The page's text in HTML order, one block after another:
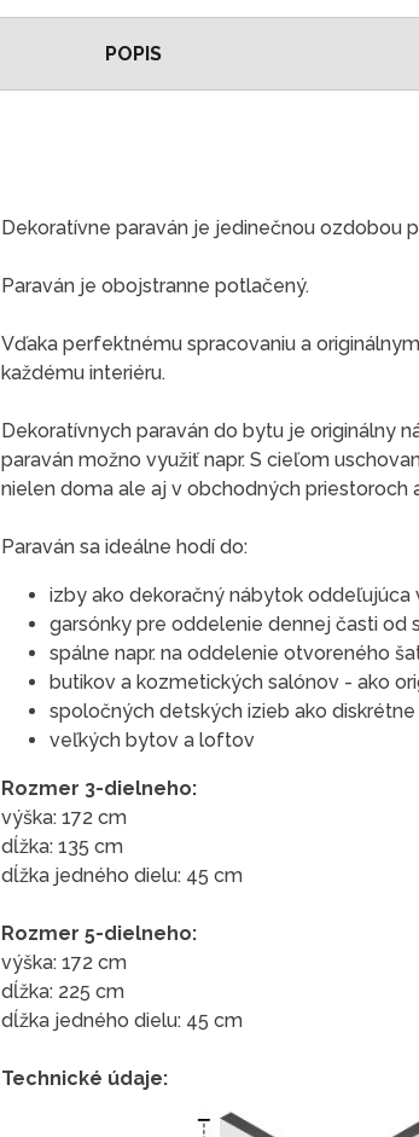
POPIS
Dekoratívne paraván je jedinečnou ozdobou
Paraván je obojstranne potlačený.
Vďaka perfektnému spracovaniu a
každému interiéru.
Dekoratívnych paraván do bytu je originálny
paraván možno využiť napr. S cieľom
nielen doma ale aj v obchodných priestoroch
Paraván sa ideálne hodí do:
izby ako dekoračný nábytok
garsónky pre oddelenie dennej časti od
spálne napr. na oddelenie otvoreného
butikov a kozmetických salónov - ako
spoločných detských izieb ako
veľkých bytov a loftov
Rozmer 3-dielneho:
výška: 172 cm
dĺžka: 135 cm
dĺžka jedného dielu: 45 cm
Rozmer 5-dielneho:
výška: 172 cm
dĺžka: 225 cm
dĺžka jedného dielu: 45 cm
Technické údaje: